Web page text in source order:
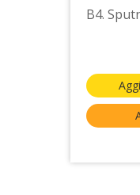
B4.